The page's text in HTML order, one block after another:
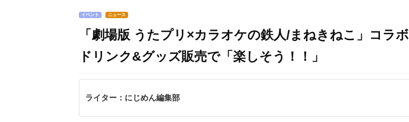
イベント ニュース
「劇場版 うたプリ×カラオケの鉄人/まねきねこ」コラボ
ドリンク&グッズ販売で「楽しそう！！」
ライター：にじめん編集部